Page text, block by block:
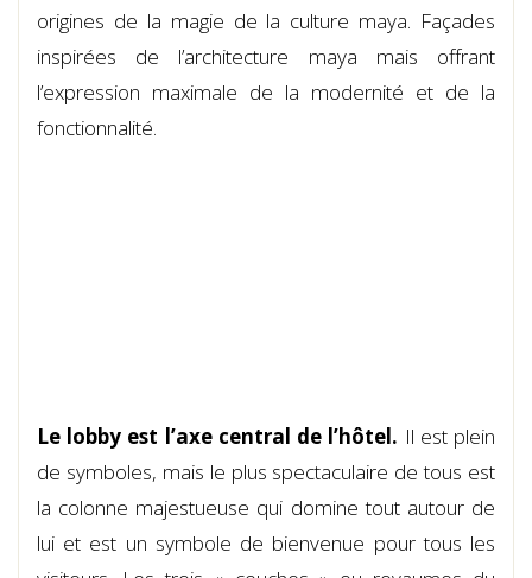
origines de la magie de la culture maya. Façades
inspirées de l’architecture maya mais offrant
l’expression maximale de la modernité et de la
fonctionnalité.
Le lobby est l’axe central de l’hôtel. Il est plein
de symboles, mais le plus spectaculaire de tous est
la colonne majestueuse qui domine tout autour de
lui et est un symbole de bienvenue pour tous les